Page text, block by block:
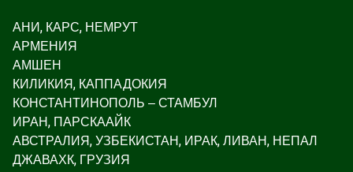
АНИ, КАРС, НЕМРУТ
АРМЕНИЯ
АМШЕН
КИЛИКИЯ, КАППАДОКИЯ
КОНСТАНТИНОПОЛЬ – СТАМБУЛ
ИРАН, ПАРСКААЙК
АВСТРАЛИЯ, УЗБЕКИСТАН, ИРАК, ЛИВАН, НЕПАЛ
ДЖАВАХК, ГРУЗИЯ